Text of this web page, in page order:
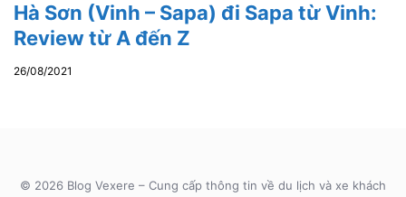
Hà Sơn (Vinh – Sapa) đi Sapa từ Vinh:
Review từ A đến Z
26/08/2021
© 2026 Blog Vexere – Cung cấp thông tin về du lịch và xe khách